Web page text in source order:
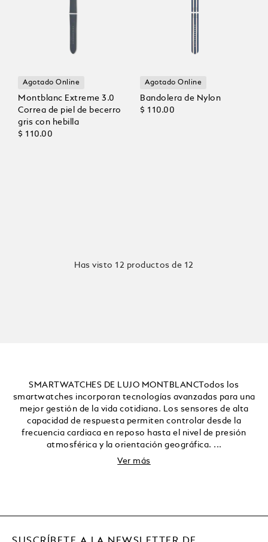
Agotado Online
Montblanc Extreme 3.0
Correa de piel de becerro
gris con hebilla
$ 110.00
Agotado Online
Bandolera de Nylon
$ 110.00
Has visto 12 productos de 12
SMARTWATCHES DE LUJO MONTBLANCTodos los
smartwatches incorporan tecnologías avanzadas para una
mejor gestión de la vida cotidiana. Los sensores de alta
capacidad de respuesta permiten controlar desde la
frecuencia cardiaca en reposo hasta el nivel de presión
atmosférica y la orientación geográfica. ...
Ver más